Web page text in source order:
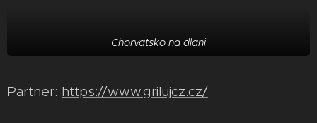
Chorvatsko na dlani
Partner: https://www.grilujcz.cz/